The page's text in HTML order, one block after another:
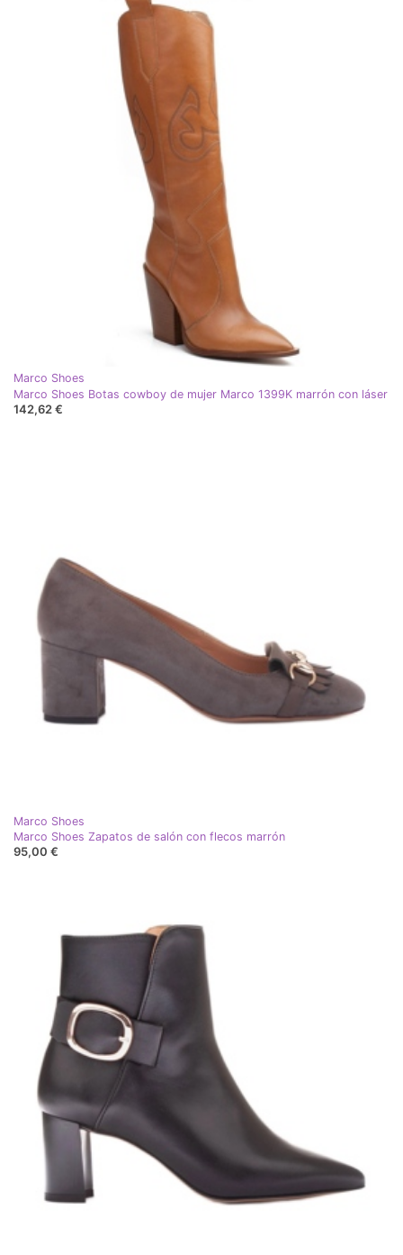
Marco Shoes
Marco Shoes Botas cowboy de mujer Marco 1399K marrón con láser
142,62 €
Marco Shoes
Marco Shoes Zapatos de salón con flecos marrón
95,00 €